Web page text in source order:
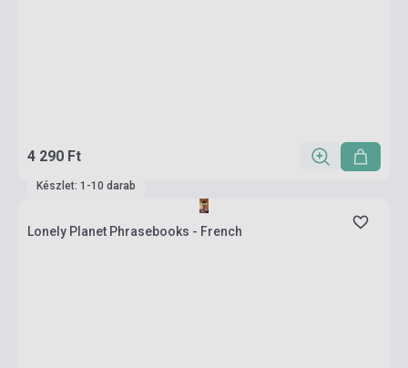
4 290 Ft
Készlet: 1-10 darab
Lonely Planet Phrasebooks - French